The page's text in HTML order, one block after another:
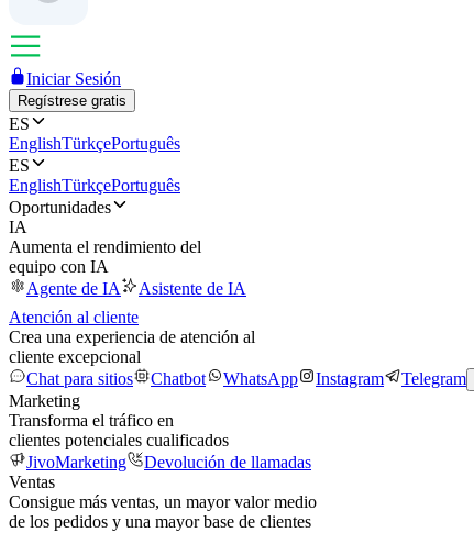
Iniciar Sesión
Regístrese gratis
ES
EnglishTürkçePortuguês
ES
EnglishTürkçePortuguês
Oportunidades
IA
Aumenta el rendimiento del
equipo con IA
Agente de IA
Asistente de IA
Atención al cliente
Crea una experiencia de atención al
cliente excepcional
Chat para sitios
Chatbot WhatsApp Instagram Telegram
Marketing
Transforma el tráfico en
clientes potenciales cualificados
JivoMarketing
Devolución de llamadas
Ventas
Consigue más ventas, un mayor valor medio
de los pedidos y una mayor base de clientes